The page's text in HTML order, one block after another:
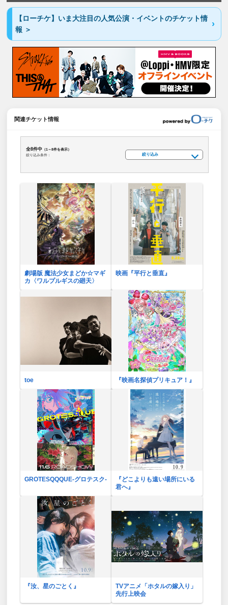
【ローチケ】いま大注目の人気公演・イベントのチケット情
報 ＞
関連チケット情報
全8件中 （1～8件を表示）
絞り込み条件：
絞り込み
劇場版 魔法少女まどか☆マギ
カ〈ワルプルギスの廻天〉
映画『平行と垂直』
toe 『映画名探偵プリキュア！』
GROTESQQQUE-グロテスク-
『どこよりも遠い場所にいる
君へ』
『汝、星のごとく』
TVアニメ「ホタルの嫁入り」
先行上映会